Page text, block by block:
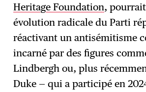
Heritage Foundation,
évolution radicale du Parti
réactivant un antisémitisme
incarné par des figures
Lindbergh ou, plus
Duke — qui a participé en